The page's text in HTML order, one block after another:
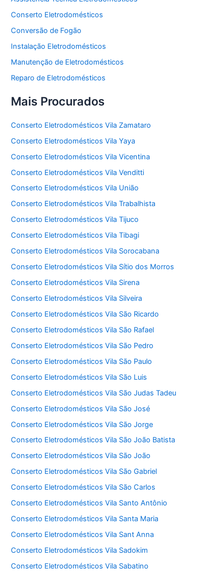
Conserto Eletrodomésticos
Conversão de Fogão
Instalação Eletrodomésticos
Manutenção de Eletrodomésticos
Reparo de Eletrodomésticos
Mais Procurados
Conserto Eletrodomésticos Vila Zamataro
Conserto Eletrodomésticos Vila Yaya
Conserto Eletrodomésticos Vila Vicentina
Conserto Eletrodomésticos Vila Venditti
Conserto Eletrodomésticos Vila União
Conserto Eletrodomésticos Vila Trabalhista
Conserto Eletrodomésticos Vila Tijuco
Conserto Eletrodomésticos Vila Tibagi
Conserto Eletrodomésticos Vila Sorocabana
Conserto Eletrodomésticos Vila Sítio dos Morros
Conserto Eletrodomésticos Vila Sirena
Conserto Eletrodomésticos Vila Silveira
Conserto Eletrodomésticos Vila São Ricardo
Conserto Eletrodomésticos Vila São Rafael
Conserto Eletrodomésticos Vila São Pedro
Conserto Eletrodomésticos Vila São Paulo
Conserto Eletrodomésticos Vila São Luis
Conserto Eletrodomésticos Vila São Judas Tadeu
Conserto Eletrodomésticos Vila São José
Conserto Eletrodomésticos Vila São Jorge
Conserto Eletrodomésticos Vila São João Batista
Conserto Eletrodomésticos Vila São João
Conserto Eletrodomésticos Vila São Gabriel
Conserto Eletrodomésticos Vila São Carlos
Conserto Eletrodomésticos Vila Santo Antônio
Conserto Eletrodomésticos Vila Santa Maria
Conserto Eletrodomésticos Vila Sant Anna
Conserto Eletrodomésticos Vila Sadokim
Conserto Eletrodomésticos Vila Sabatino